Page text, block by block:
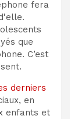
fera
que
C’est
derniers
en
enfants et